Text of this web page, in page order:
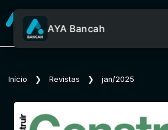
Sobre o
AYA Bancah
Início ❯ Revistas ❯ jan/2025